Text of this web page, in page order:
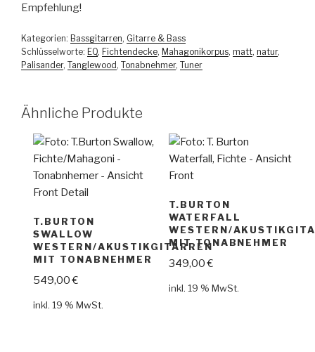
Empfehlung!
Kategorien: Bassgitarren, Gitarre & Bass
Schlüsselworte: EQ, Fichtendecke, Mahagonikorpus, matt, natur,
Palisander, Tanglewood , Tonabnehmer, Tuner
Ähnliche Produkte
T.BURTON
SWALLOW
WESTERN/AKUSTIKGITARREN
MIT TONABNEHMER
549,00€
inkl. 19 % MwSt.
T.BURTON
WATERFALL
WESTERN/
MIT TONABNEHMER
349,00€
inkl. 19 % MwSt.